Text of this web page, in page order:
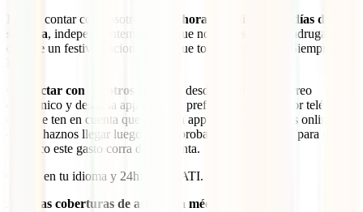
Podrás contar con nosotros
las 24 horas del día y los 7 días de la
semana, independientemente de que nos necesites de madrugada o
durante un festivo nacional en el que todo esté cerrado. Siempre a tu
Contactar con nosotros es gratis
desde WhatsApp, correo
electrónico y desde la app IATI. Si prefieres llamarnos por teléfono
(aunque ten en cuenta que desde la app puedes llamarnos online sin
coste), haznos llegar luego el comprobante de la llamada para que
tampoco este gasto corra de tu cuenta.
Gratis, en tu idioma y 24h: estilo IATI.
Amplias coberturas de asistencia médica